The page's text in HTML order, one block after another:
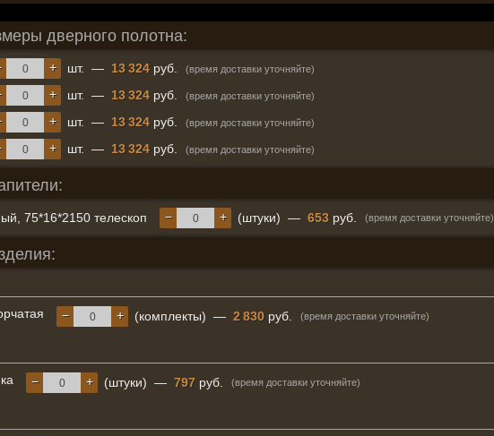
дверного полотна:
+ шт. — 13 324 руб. (время доставки уточняйте)
+ шт. — 13 324 руб. (время доставки уточняйте)
+ шт. — 13 324 руб. (время доставки уточняйте)
+ шт. — 13 324 руб. (время доставки уточняйте)
75*16*2150 телескоп +
− (штуки) — 653 руб. (время доставки уточняйте)
+
− (комплекты) — 2 830 руб. (время доставки уточняйте)
+
− (штуки) — 797 руб. (время доставки уточняйте)